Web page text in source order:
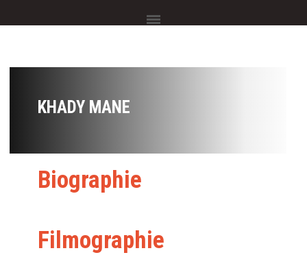
KHADY MANE
Biographie
Filmographie